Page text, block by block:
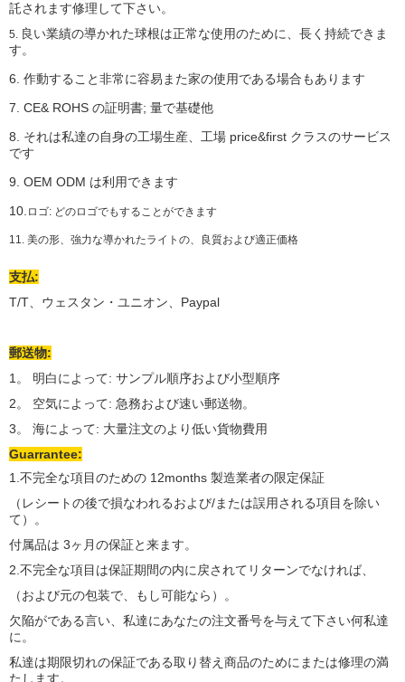
託されます修理して下さい。
5. 良い業績の導かれた球根は正常な使用のために、長く持続できま
す。
6. 作動すること非常に容易また家の使用である場合もあります
7. CE& ROHS の証明書; 量で基礎他
8. それは私達の自身の工場生産、工場 price&first クラスのサービス
です
9. OEM ODM は利用できます
10. ロゴ: どのロゴでもすることができます
11. 美の形、強力な導かれたライトの、良質および適正価格
支払:
T/T、ウェスタン・ユニオン、Paypal
郵送物:
1。 明白によって: サンプル順序および小型順序
2。 空気によって: 急務および速い郵送物。
3。 海によって: 大量注文のより低い貨物費用
Guarrantee:
1.不完全な項目のための 12months 製造業者の限定保証
（レシートの後で損なわれるおよび/または誤用される項目を除い
て）。
付属品は 3ヶ月の保証と来ます。
2.不完全な項目は保証期間の内に戻されてリターンでなければ、
（および元の包装で、もし可能なら）。
欠陥がである言い、私達にあなたの注文番号を与えて下さい何私達
に。
私達は期限切れの保証である取り替え商品のためにまたは修理の満
たします。